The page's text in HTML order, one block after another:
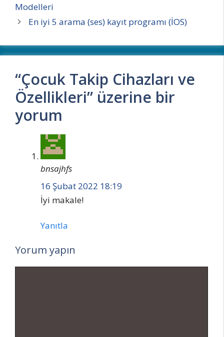
Modelleri
En iyi 5 arama (ses) kayıt programı (İOS)
“Çocuk Takip Cihazları ve
Özellikleri” üzerine bir
yorum
bnsajhfs
16 Şubat 2022 18:19
İyi makale!
Yanıtla
Yorum yapın